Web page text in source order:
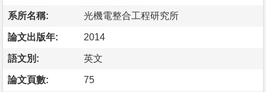
系所名稱: 光機電整合工程研究所
論文出版年: 2014
語文別: 英文
論文頁數: 75